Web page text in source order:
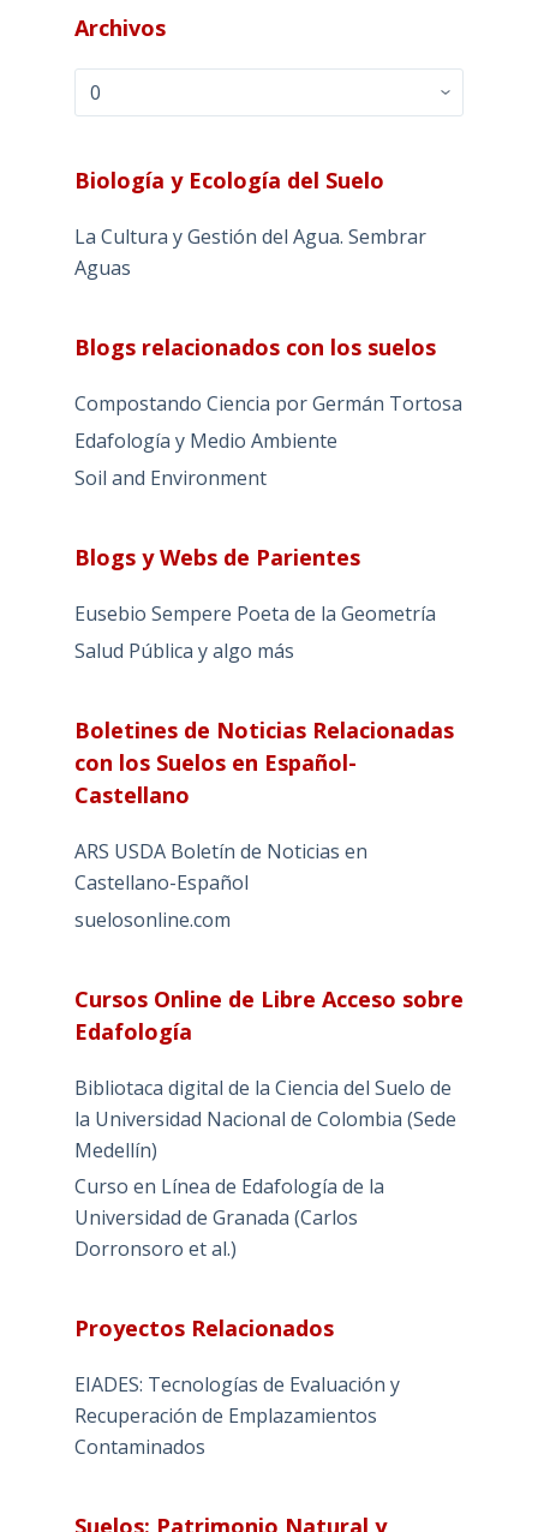
Archivos
Archivos
Biología y Ecología del Suelo
La Cultura y Gestión del Agua. Sembrar
Aguas
Blogs relacionados con los suelos
Compostando Ciencia por Germán Tortosa
Edafología y Medio Ambiente
Soil and Environment
Blogs y Webs de Parientes
Eusebio Sempere Poeta de la Geometría
Salud Pública y algo más
Boletines de Noticias Relacionadas
con los Suelos en Español-
Castellano
ARS USDA Boletín de Noticias en
Castellano-Español
suelosonline.com
Cursos Online de Libre Acceso sobre
Edafología
Bibliotaca digital de la Ciencia del Suelo de
la Universidad Nacional de Colombia (Sede
Medellín)
Curso en Línea de Edafología de la
Universidad de Granada (Carlos
Dorronsoro et al.)
Proyectos Relacionados
EIADES: Tecnologías de Evaluación y
Recuperación de Emplazamientos
Contaminados